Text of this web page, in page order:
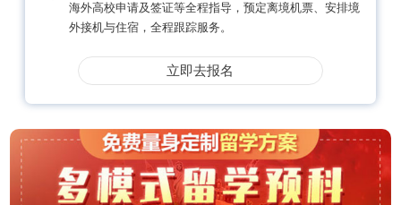
海外高校申请及签证等全程指导，预定离境机票、安排境
外接机与住宿，全程跟踪服务。
立即去报名